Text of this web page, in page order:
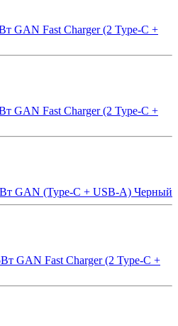
GAN Fast Charger (2 Type-C +
GAN Fast Charger (2 Type-C +
GAN (Type-C + USB-A) Черный
GAN Fast Charger (2 Type-C +